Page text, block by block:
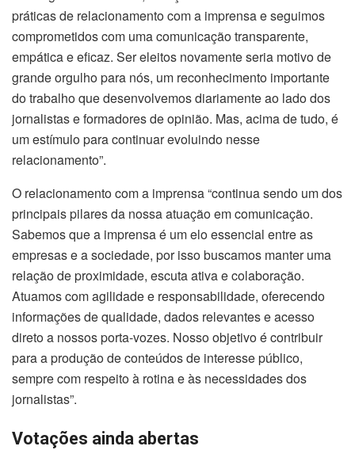
práticas de relacionamento com a imprensa e seguimos
comprometidos com uma comunicação transparente,
empática e eficaz. Ser eleitos novamente seria motivo de
grande orgulho para nós, um reconhecimento importante
do trabalho que desenvolvemos diariamente ao lado dos
jornalistas e formadores de opinião. Mas, acima de tudo, é
um estímulo para continuar evoluindo nesse
relacionamento”.
O relacionamento com a imprensa “continua sendo um dos
principais pilares da nossa atuação em comunicação.
Sabemos que a imprensa é um elo essencial entre as
empresas e a sociedade, por isso buscamos manter uma
relação de proximidade, escuta ativa e colaboração.
Atuamos com agilidade e responsabilidade, oferecendo
informações de qualidade, dados relevantes e acesso
direto a nossos porta-vozes. Nosso objetivo é contribuir
para a produção de conteúdos de interesse público,
sempre com respeito à rotina e às necessidades dos
jornalistas”.
Votações ainda abertas